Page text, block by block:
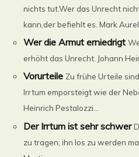
nichts tut.Wer das Unrecht
kann,der befiehlt es. Mark
Wer die Armut erniedrigt
erhöht das Unrecht. Johann
Vorurteile Zu frühe Urteile
Irrtum emporsteigt wie der
Heinrich Pestalozzi...
Der Irrtum ist sehr schwer
zu tragen; ihn los zu werden